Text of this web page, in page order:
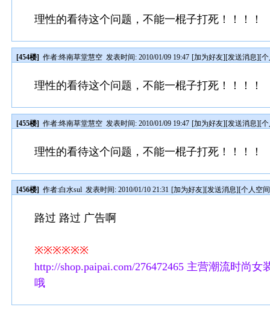
理性的看待这个问题，不能一棍子打死！！！！
[454楼] 作者:终南草堂慧空 发表时间: 2010/01/09 19:47 [加为好友][发送消息][
理性的看待这个问题，不能一棍子打死！！！！
[455楼] 作者:终南草堂慧空 发表时间: 2010/01/09 19:47 [加为好友][发送消息][
理性的看待这个问题，不能一棍子打死！！！！
[456楼] 作者:白水sul 发表时间: 2010/01/10 21:31 [加为好友][发送消息][个人空间
路过 路过 广告啊
※※※※※※
http://shop.paipai.com/276472465 主营潮流时尚
哦